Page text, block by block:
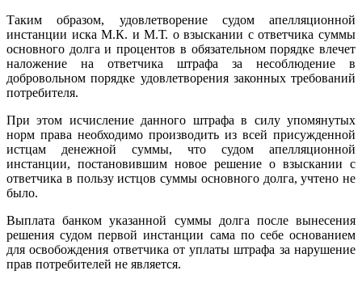
Таким образом, удовлетворение судом апелляционной
инстанции иска М.К. и М.Т. о взыскании с ответчика суммы
основного долга и процентов в обязательном порядке влечет
наложение на ответчика штрафа за несоблюдение в
добровольном порядке удовлетворения законных требований
потребителя.
При этом исчисление данного штрафа в силу упомянутых
норм права необходимо производить из всей присужденной
истцам денежной суммы, что судом апелляционной
инстанции, постановившим новое решение о взыскании с
ответчика в пользу истцов суммы основного долга, учтено не
было.
Выплата банком указанной суммы долга после вынесения
решения судом первой инстанции сама по себе основанием
для освобождения ответчика от уплаты штрафа за нарушение
прав потребителей не является.